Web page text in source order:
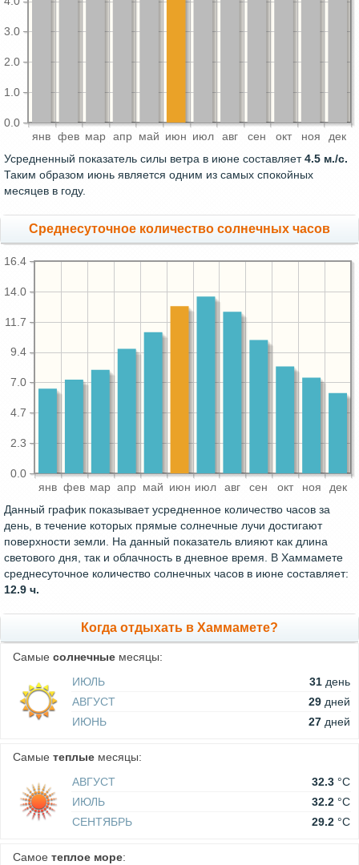
янв фев мар апр май июн июл авг сен окт ноя дек
0.0
1.0
2.0
3.0
Усредненный показатель силы ветра в июне составляет4.5 м./с.
Таким образом июнь является одним из самых спокойных
месяцев в году.
Среднесуточное количество солнечных часов
янв фев мар апр май июн июл авг сен окт ноя дек
0.0
2.3
4.7
7.0
9.4
11.7
14.0
16.4
Данный график показывает усредненное количество часов за
день, в течение которых прямые солнечные лучи достигают
поверхности земли. На данный показатель влияют как длина
светового дня, так и облачность в дневное время. В Хаммамете
среднесуточное количество солнечных часов в июне составляет:
12.9 ч.
Когда отдыхать в Хаммамете?
Самые солнечные месяцы:
ИЮЛЬ
31 день
АВГУСТ
29 дней
ИЮНЬ
27 дней
Самые теплые месяцы:
АВГУСТ
32.3 °C
ИЮЛЬ
32.2 °C
СЕНТЯБРЬ
29.2 °C
Самое теплое море: